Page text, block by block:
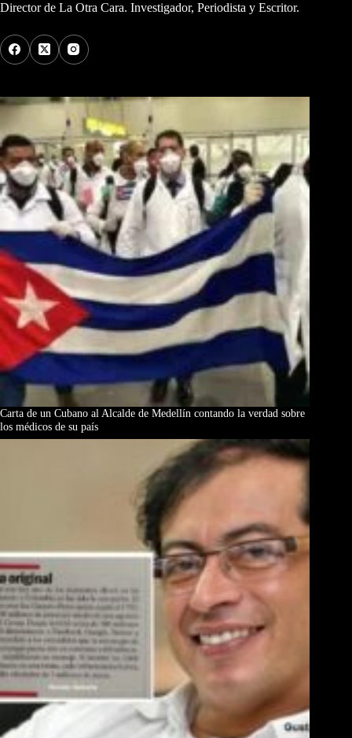
Director de La Otra Cara. Investigador, Periodista y Escritor.
Carta de un Cubano al Alcalde de Medellín contando la verdad sobre
los médicos de su país